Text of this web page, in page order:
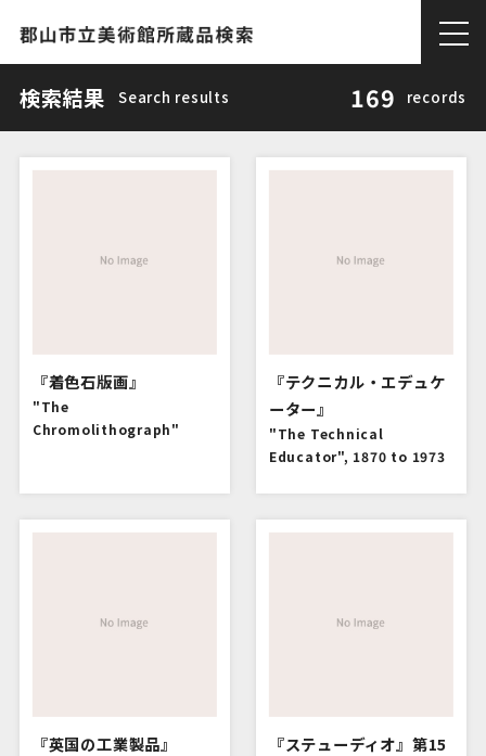
検索結果 Search results 169 records
『着色石版画』
"The
Chromolithograph"
『テクニカル・エデュケ
ーター』
"The Technical
Educator", 1870 to 1973
『英国の工業製品』
『ステューディオ』第15